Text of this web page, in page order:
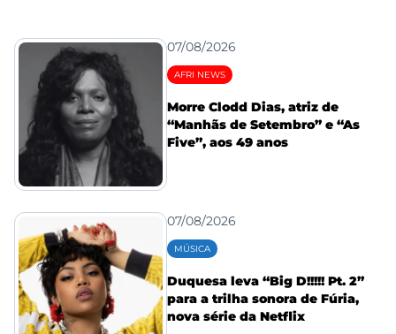
07/08/2026
AFRI NEWS
Morre Clodd Dias, atriz de
“Manhãs de Setembro” e “As
Five”, aos 49 anos
07/08/2026
MÚSICA
Duquesa leva “Big D!!!!! Pt. 2”
para a trilha sonora de Fúria,
nova série da Netflix